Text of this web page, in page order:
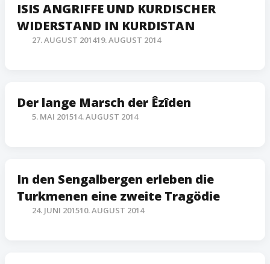
ISIS ANGRIFFE UND KURDISCHER
WIDERSTAND IN KURDISTAN
27. AUGUST 201419. AUGUST 2014
Der lange Marsch der Êzîden
5. MAI 201514. AUGUST 2014
In den Sengalbergen erleben die
Turkmenen eine zweite Tragödie
24. JUNI 201510. AUGUST 2014